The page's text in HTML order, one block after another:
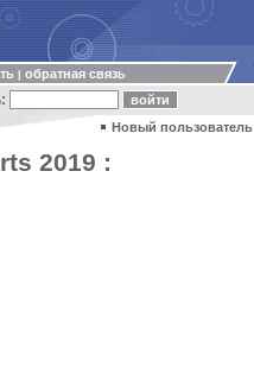
обратная связь
Новый пользователь
2019 :